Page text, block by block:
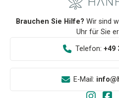
Brauchen Sie Hilfe? Wir sind
Uhr für Sie
Telefon: +49
E-Mail: